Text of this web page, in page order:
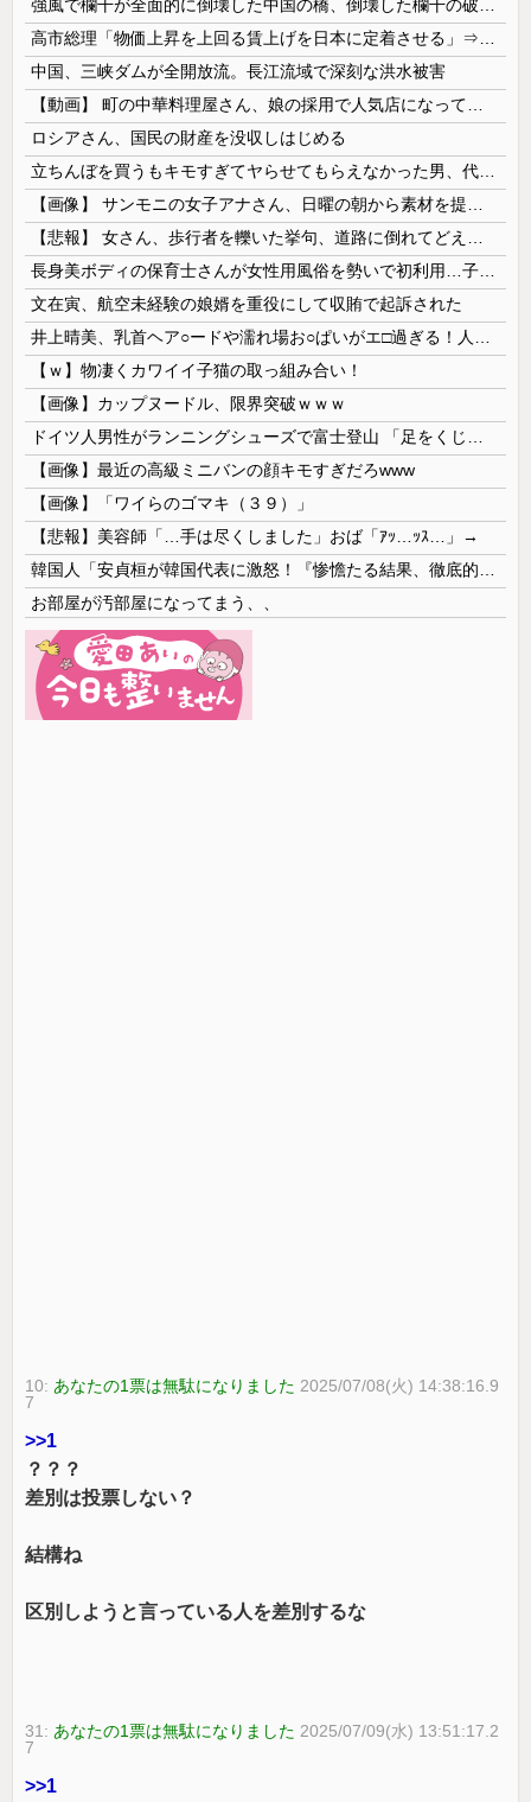
中国、三峡ダムが全開放流。長江流域で深刻な洪水被害
ロシアさん、国民の財産を没収しはじめる
文在寅、航空未経験の娘婿を重役にして収賄で起訴された
【ｗ】物凄くカワイイ子猫の取っ組み合い！
【画像】カップヌードル、限界突破ｗｗｗ
【画像】最近の高級ミニバンの顔キモすぎだろwww
【画像】「ワイらのゴマキ（３９）」
【悲報】美容師「…手は尽くしました」おば「ｱｯ…ｯｽ…」→
お部屋が汚部屋になってまう、、
10: あなたの1票は無駄になりました 2025/07/08(火) 14:38:16.9
7
>>1
？？？
差別は投票しない？
結構ね
区別しようと言っている人を差別するな
31: あなたの1票は無駄になりました 2025/07/09(水) 13:51:17.2
7
>>1